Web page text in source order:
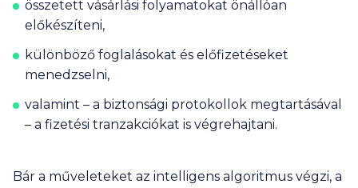
összetett vásárlási folyamatokat önállóan
előkészíteni,
különböző foglalásokat és előfizetéseket
menedzselni,
valamint – a biztonsági protokollok megtartásával
– a fizetési tranzakciókat is végrehajtani.
Bár a műveleteket az intelligens algoritmus végzi, a